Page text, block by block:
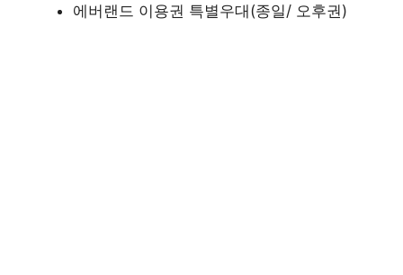
에버랜드 이용권 특별우대(종일/ 오후권)